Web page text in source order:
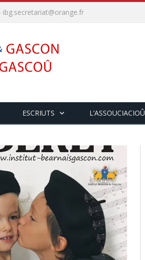
ibg.secretariat@orange.fr
ESCRIUTS L’ASSOUCIACIOÛ